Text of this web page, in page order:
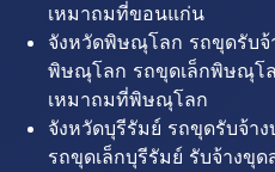
เหมาถมที่ขอนแก่น
จังหวัดพิษณุโลก รถขุดรับ
พิษณุโลก รถขุดเล็กพิษณุโ
เหมาถมที่พิษณุโลก
จังหวัดบุรีรัมย์ รถขุดรับจ้า
รถขุดเล็กบุรีรัมย์ รับจ้างขุ